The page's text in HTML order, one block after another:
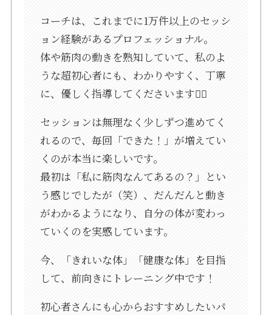
コーチは、これまでに1万件以上のセッシ
ョン経験があるプロフェッショナル。
体や筋肉の動きを熟知していて、私のよ
うな超初心者にも、わかりやすく、丁寧
に、優しく指導してくださいます🙆‍♀️
セッションは無理なく少しずつ進めてく
れるので、毎回「できた！」が増えてい
くのが本当に楽しいです。
最初は「私に筋肉なんてあるの？」とい
う感じでしたが（笑）、だんだんと動き
がわかるようになり、自分の体が変わっ
ていくのを実感しています。
今、「きれいな体」「健康な体」を目指
して、前向きにトレーニング中です！
初心者さんにも心からおすすめしたいパ